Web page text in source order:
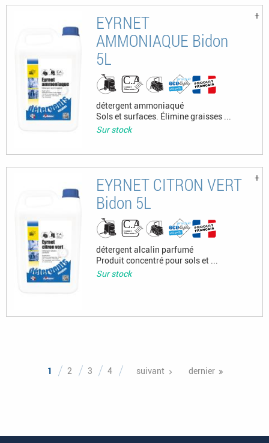
EYRNET
AMMONIAQUE Bidon
5L
détergent ammoniaqué
Sols et surfaces. Élimine graisses ...
Sur stock
EYRNET CITRON VERT
Bidon 5L
détergent alcalin parfumé
Produit concentré pour sols et ...
Sur stock
1 2 3 4 suivant dernier